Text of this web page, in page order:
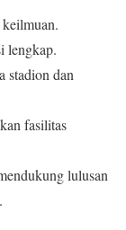
lengkap.
stadion dan
fasilitas
lulusan